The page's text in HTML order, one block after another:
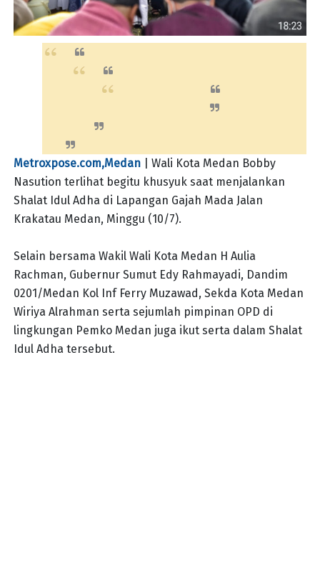
Metroxpose.com,Medan| Wali Kota Medan Bobby
Nasution terlihat begitu khusyuk saat menjalankan
Shalat Idul Adha di Lapangan Gajah Mada Jalan
Krakatau Medan, Minggu (10/7).
Selain bersama Wakil Wali Kota Medan H Aulia
Rachman, Gubernur Sumut Edy Rahmayadi, Dandim
0201/Medan Kol Inf Ferry Muzawad, Sekda Kota Medan
Wiriya Alrahman serta sejumlah pimpinan OPD di
lingkungan Pemko Medan juga ikut serta dalam Shalat
Idul Adha tersebut.